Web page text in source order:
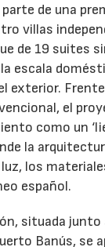
de una
villas
de 19 suites
escala
exterior.
el
como un
la
los
español.
situada junto
Banús, se